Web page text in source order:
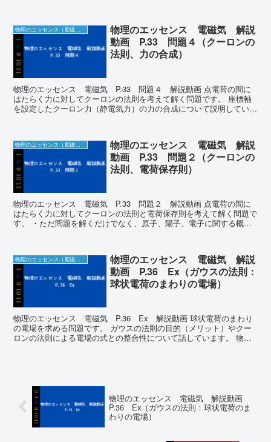
物理のエッセンス（電磁気）の解説動画＆板書
物理のエッセンス 電磁気 解説
動画 P.33 問題４（クーロンの
法則、力の合成）
物理のエッセンス 電磁気 P.33 問題４ 解説動画 点電荷の間に
はたらく力に対してクーロンの法則を考えて解く問題です。 座標軸
を設定したクーロン力（静電気力）の力の合成について説明していま
物理のエッセンス（電磁気）の解説動画＆板書
物理のエッセンス 電磁気 解説
動画 P.33 問題２（クーロンの
法則、電荷保存則）
物理のエッセンス 電磁気 P.33 問題２ 解説動画 点電荷の間に
はたらく力に対してクーロンの法則と電荷保存則を考えて解く問題で
す。 ・ただ問題を解くだけでなく、原子、陽子、電子に関する概念
物理のエッセンス（電磁気）の解説動画＆板書
物理のエッセンス 電磁気 解説
動画 P.36 Ex（ガウスの法則：
球状電荷のまわりの電場）
物理のエッセンス 電磁気 P.36 Ex 解説動画 球状電荷のまわり
の電場を求める問題です。 ガウスの法則の目的（メリット）やクー
ロンの法則による電場の式との整合性について話しています。 物理
物理のエッセンス 電磁気 解説動画
P.36 Ex（ガウスの法則：球状電荷のま
わりの電場）